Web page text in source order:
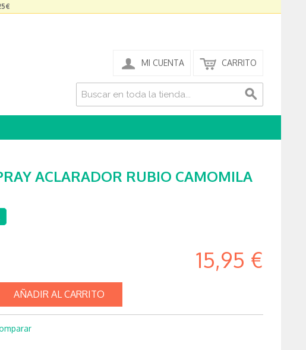
MI CUENTA CARRITO
ACLARADOR RUBIO CAMOMILA
15,95 €
AÑADIR AL CARRITO